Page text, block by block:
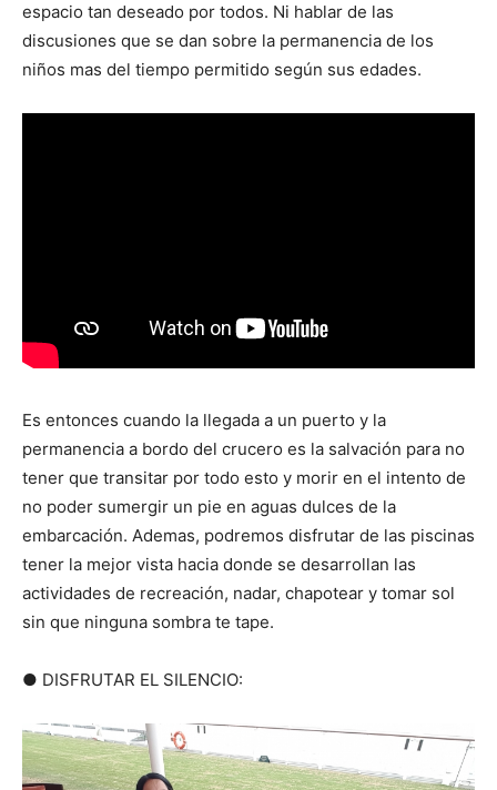
espacio tan deseado por todos. Ni hablar de las
discusiones que se dan sobre la permanencia de los
niños mas del tiempo permitido según sus edades.
Es entonces cuando la llegada a un puerto y la
permanencia a bordo del crucero es la salvación para no
tener que transitar por todo esto y morir en el intento de
no poder sumergir un pie en aguas dulces de la
embarcación. Ademas, podremos disfrutar de las piscinas
tener la mejor vista hacia donde se desarrollan las
actividades de recreación, nadar, chapotear y tomar sol
sin que ninguna sombra te tape.
● DISFRUTAR EL SILENCIO: